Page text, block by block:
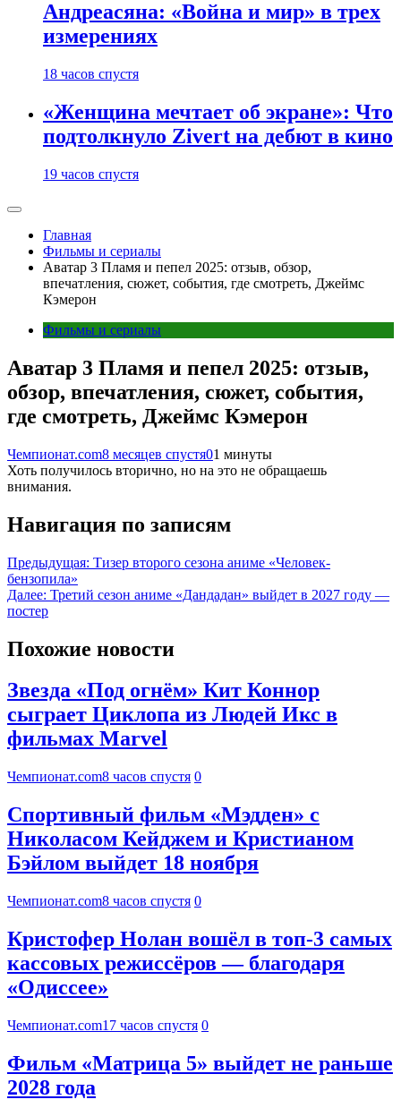
Андреасяна: «Война и мир» в трех
измерениях
18 часов спустя
«Женщина мечтает об экране»: Что
подтолкнуло Zivert на дебют в кино
19 часов спустя
Главная
Фильмы и сериалы
Аватар 3 Пламя и пепел 2025: отзыв, обзор,
впечатления, сюжет, события, где смотреть, Джеймс
Кэмерон
Фильмы и сериалы
Аватар 3 Пламя и пепел 2025: отзыв,
обзор, впечатления, сюжет, события,
где смотреть, Джеймс Кэмерон
Чемпионат.com8 месяцев спустя01 минуты
Хоть получилось вторично, но на это не обращаешь
внимания.
Навигация по записям
Предыдущая: Тизер второго сезона аниме «Человек-
бензопила»
Далее: Третий сезон аниме «Дандадан» выйдет в 2027 году —
постер
Похожие новости
Звезда «Под огнём» Кит Коннор
сыграет Циклопа из Людей Икс в
фильмах Marvel
Чемпионат.com8 часов спустя 0
Спортивный фильм «Мэдден» с
Николасом Кейджем и Кристианом
Бэйлом выйдет 18 ноября
Чемпионат.com8 часов спустя 0
Кристофер Нолан вошёл в топ-3 самых
кассовых режиссёров — благодаря
«Одиссее»
Чемпионат.com17 часов спустя 0
Фильм «Матрица 5» выйдет не раньше
2028 года